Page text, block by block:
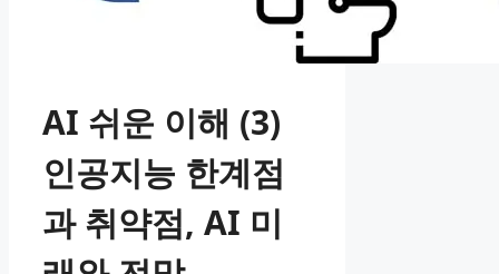
AI 쉬운 이해 (3)
인공지능 한계점
과 취약점, AI 미